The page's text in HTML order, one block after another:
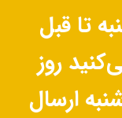
تا قبل
می‌کنید روز
ارسال